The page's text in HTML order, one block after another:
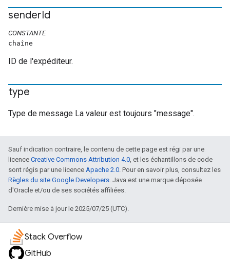
senderId
CONSTANTE
chaîne
ID de l'expéditeur.
type
Type de message La valeur est toujours "message".
Sauf indication contraire, le contenu de cette page est régi par une
licence Creative Commons Attribution 4.0, et les échantillons de code
sont régis par une licence Apache 2.0. Pour en savoir plus, consultez les
Règles du site Google Developers. Java est une marque déposée
d'Oracle et/ou de ses sociétés affiliées.
Dernière mise à jour le 2025/07/25 (UTC).
Stack Overflow
GitHub